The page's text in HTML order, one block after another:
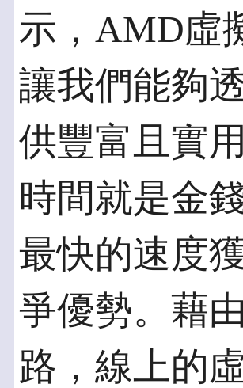
示，AMD虛
讓我們能夠
供豐富且實
時間就是金
最快的速度
爭優勢。藉
路，線上的